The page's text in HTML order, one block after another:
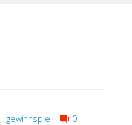
, gewinnspiel 0